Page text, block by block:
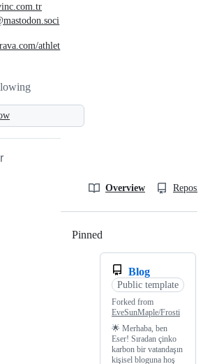
athlet
Overview
Pinned
Blog
Public template
Forked from
EveSunMaple/Frosti
🌟 Merhaba, ben
Eser! Sıradan çinko
karbon bir vatandaşın
kişisel bloguna hoş